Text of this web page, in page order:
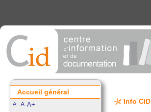
Info CID
Accueil général
A- A A+